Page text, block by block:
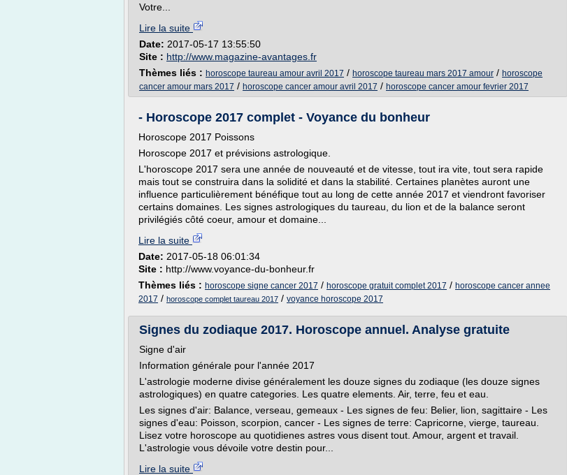
Votre...
Lire la suite
Date: 2017-05-17 13:55:50
Site : http://www.magazine-avantages.fr
Thèmes liés : horoscope taureau amour avril 2017 / horoscope taureau mars 2017 amour / horoscope
cancer amour mars 2017 / horoscope cancer amour avril 2017 / horoscope cancer amour fevrier 2017
- Horoscope 2017 complet - Voyance du bonheur
Horoscope 2017 Poissons
Horoscope 2017 et prévisions astrologique.
L'horoscope 2017 sera une année de nouveauté et de vitesse, tout ira vite, tout sera rapide
mais tout se construira dans la solidité et dans la stabilité. Certaines planètes auront une
influence particulièrement bénéfique tout au long de cette année 2017 et viendront favoriser
certains domaines. Les signes astrologiques du taureau, du lion et de la balance seront
privilégiés côté coeur, amour et domaine...
Lire la suite
Date: 2017-05-18 06:01:34
Site : http://www.voyance-du-bonheur.fr
Thèmes liés : horoscope signe cancer 2017 / horoscope gratuit complet 2017 / horoscope cancer annee
2017 / horoscope complet taureau 2017 / voyance horoscope 2017
Signes du zodiaque 2017. Horoscope annuel. Analyse gratuite
Signe d'air
Information générale pour l'année 2017
L'astrologie moderne divise généralement les douze signes du zodiaque (les douze signes
astrologiques) en quatre categories. Les quatre elements. Air, terre, feu et eau.
Les signes d'air: Balance, verseau, gemeaux - Les signes de feu: Belier, lion, sagittaire - Les
signes d'eau: Poisson, scorpion, cancer - Les signes de terre: Capricorne, vierge, taureau.
Lisez votre horoscope au quotidienes astres vous disent tout. Amour, argent et travail.
L'astrologie vous dévoile votre destin pour...
Lire la suite